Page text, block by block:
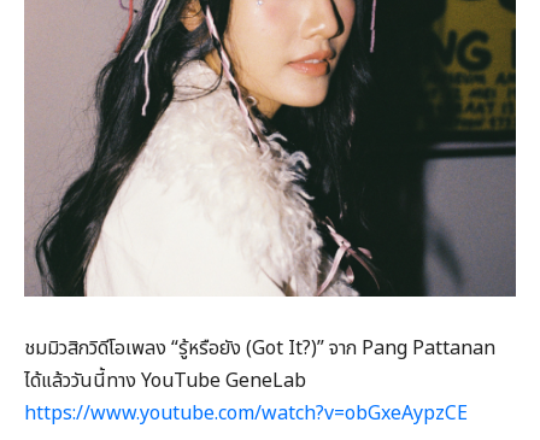
ชมมิวสิกวิดีโอเพลง “รู้หรือยัง (Got It?)” จาก Pang Pattanan
ได้แล้ววันนี้ทาง YouTube GeneLab
https://www.youtube.com/watch?v=obGxeAypzCE